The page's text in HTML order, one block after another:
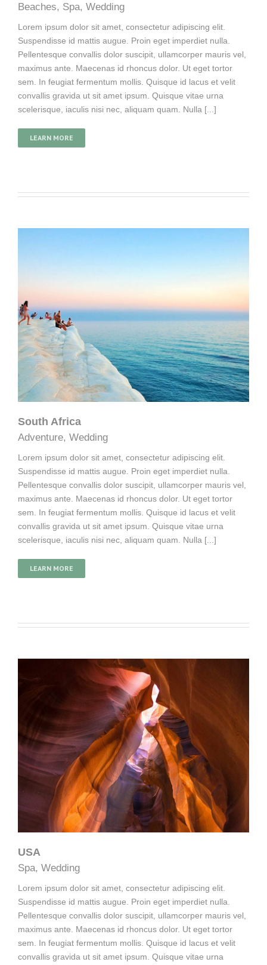
Beaches, Spa, Wedding
Lorem ipsum dolor sit amet, consectetur adipiscing elit.
Suspendisse id mattis augue. Proin eget imperdiet nulla.
Pellentesque convallis dolor suscipit, ullamcorper mauris vel,
maximus ante. Maecenas id rhoncus dolor. Ut eget tortor
sem. In feugiat fermentum mollis. Quisque id lacus et velit
convallis gravida ut sit amet ipsum. Quisque vitae urna
scelerisque, iaculis nisi nec, aliquam quam. Nulla [...]
LEARN MORE
South Africa
Adventure, Wedding
Lorem ipsum dolor sit amet, consectetur adipiscing elit.
Suspendisse id mattis augue. Proin eget imperdiet nulla.
Pellentesque convallis dolor suscipit, ullamcorper mauris vel,
maximus ante. Maecenas id rhoncus dolor. Ut eget tortor
sem. In feugiat fermentum mollis. Quisque id lacus et velit
convallis gravida ut sit amet ipsum. Quisque vitae urna
scelerisque, iaculis nisi nec, aliquam quam. Nulla [...]
LEARN MORE
USA
Spa, Wedding
Lorem ipsum dolor sit amet, consectetur adipiscing elit.
Suspendisse id mattis augue. Proin eget imperdiet nulla.
Pellentesque convallis dolor suscipit, ullamcorper mauris vel,
maximus ante. Maecenas id rhoncus dolor. Ut eget tortor
sem. In feugiat fermentum mollis. Quisque id lacus et velit
convallis gravida ut sit amet ipsum. Quisque vitae urna